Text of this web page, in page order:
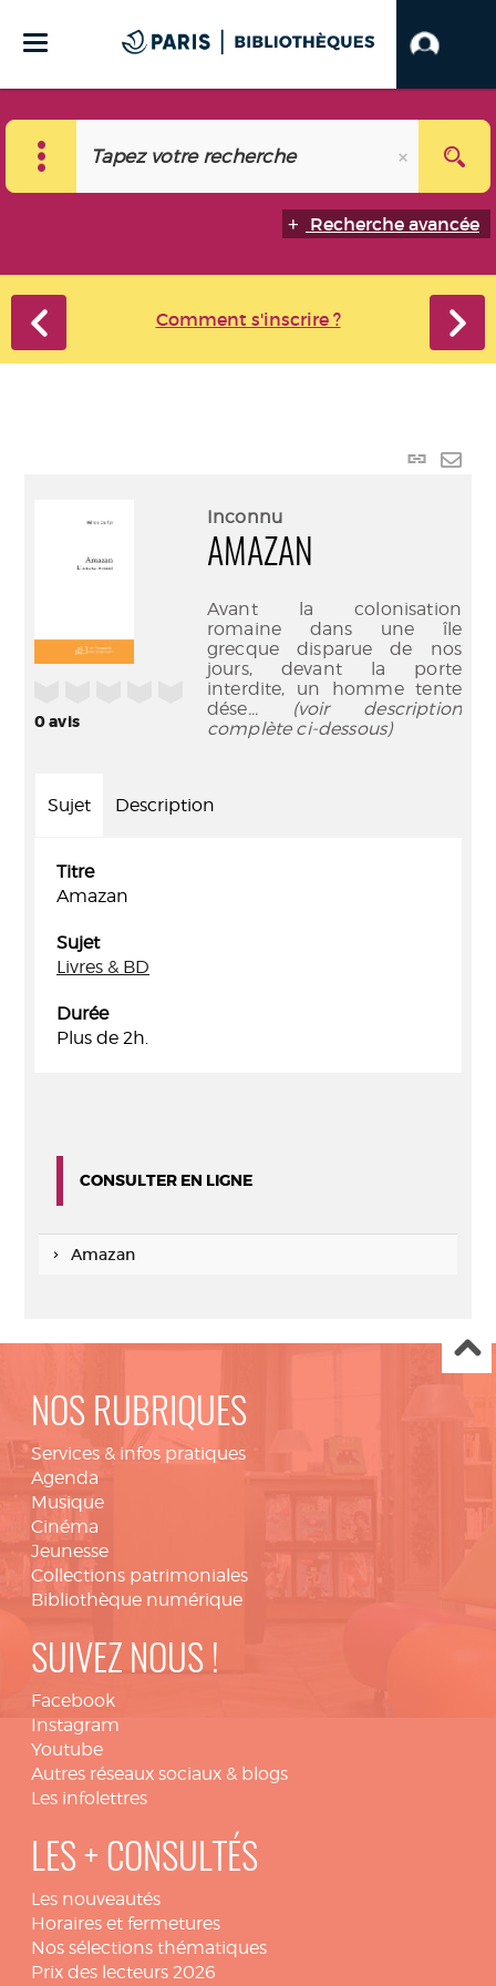
Recherche avancée
Comment s'inscrire ?
Lien
0avis
Inconnu
AMAZAN
Avant la colonisation
romaine dans une île
grecque disparue de nos
jours, devant la porte
interdite, un homme tente
dése... (voir description
complète ci-dessous)
Sujet Description
Titre
Amazan
Sujet
Livres & BD
Durée
Plus de 2h.
CONSULTER EN LIGNE
Amazan
NOS RUBRIQUES
Services & infos pratiques
Agenda
Musique
Cinéma
Jeunesse
Collections patrimoniales
Bibliothèque numérique
SUIVEZ NOUS !
Facebook
Instagram
Youtube
Autres réseaux sociaux & blogs
Les infolettres
LES + CONSULTÉS
Les nouveautés
Horaires et fermetures
Nos sélections thématiques
Prix des lecteurs 2026